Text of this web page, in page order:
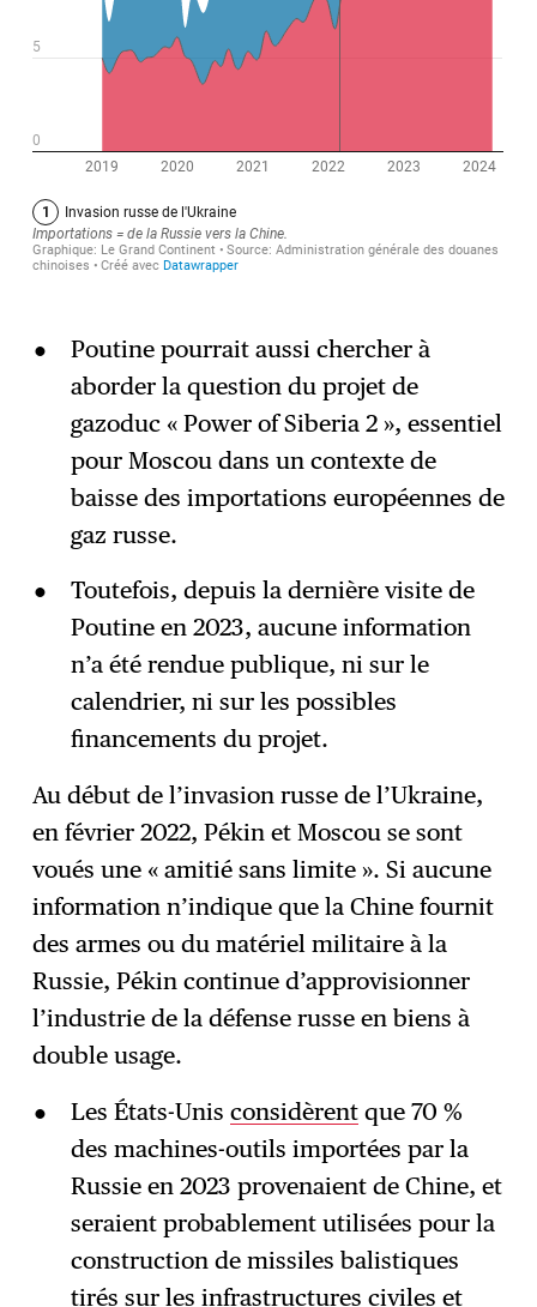
Poutine pourrait aussi chercher à
aborder la question du projet de
gazoduc « Power of Siberia 2 », essentiel
pour Moscou dans un contexte de
baisse des importations européennes de
gaz russe.
Toutefois, depuis la dernière visite de
Poutine en 2023, aucune information
n’a été rendue publique, ni sur le
calendrier, ni sur les possibles
financements du projet.
Au début de l’invasion russe de l’Ukraine,
en février 2022, Pékin et Moscou se sont
voués une « amitié sans limite ». Si aucune
information n’indique que la Chine fournit
des armes ou du matériel militaire à la
Russie, Pékin continue d’approvisionner
l’industrie de la défense russe en biens à
double usage.
Les États-Unis considèrentque 70 %
des machines-outils importées par la
Russie en 2023 provenaient de Chine, et
seraient probablement utilisées pour la
construction de missiles balistiques
tirés sur les infrastructures civiles et